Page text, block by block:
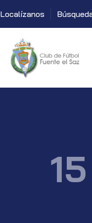
Localízanos
15